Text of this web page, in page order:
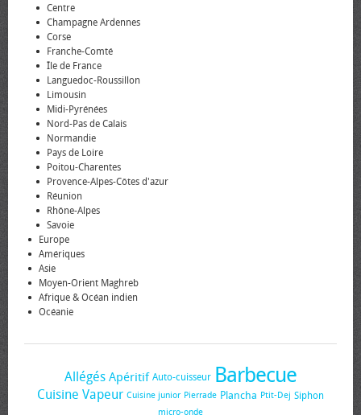
Centre
Champagne Ardennes
Corse
Franche-Comté
Île de France
Languedoc-Roussillon
Limousin
Midi-Pyrénées
Nord-Pas de Calais
Normandie
Pays de Loire
Poitou-Charentes
Provence-Alpes-Côtes d'azur
Réunion
Rhône-Alpes
Savoie
Europe
Amériques
Asie
Moyen-Orient Maghreb
Afrique & Océan indien
Océanie
Allégés Apéritif Auto-cuisseur Barbecue
Cuisine Vapeur Cuisine junior Pierrade Plancha Ptit-Dej Siphon
micro-onde